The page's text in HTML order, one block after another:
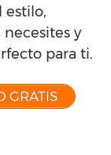
estilo,
y
para ti.
GRATIS